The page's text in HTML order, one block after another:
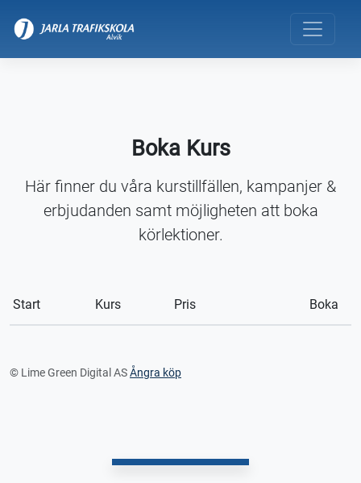
Boka Kurs
Här finner du våra kurstillfällen, kampanjer &
erbjudanden samt möjligheten att boka
körlektioner.
Start Kurs Pris Boka
© Lime Green Digital ASÅngra köp